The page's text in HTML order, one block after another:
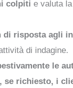
colpiti e valuta
di risposta agli
di indagine.
le
se richiesto, i